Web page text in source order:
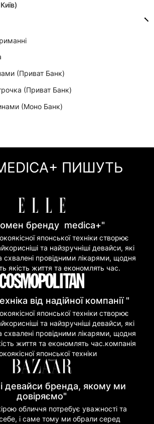
(Приват Банк)
(Приват Банк)
(Моно Банк)
ПИШУТЬ
бренду medica+"
японської техніки створює
та найзручніші девайси, які
схвалені провідними лікарями, щодня
якість життя та економлять час.
від надійної компанії "
японської техніки створює
та найзручніші девайси, які
схвалені провідними лікарями, щодня
життя та економлять час.компанія
японської техніки
девайси бренда, якому ми
довіряємо"
обличчя потребує уважності та
і саме тому ми обрали серед